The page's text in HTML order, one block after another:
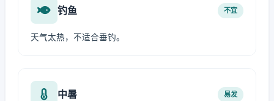
钓鱼 不宜
天气太热，不适合垂钓。
中暑 易发